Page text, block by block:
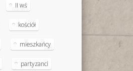
II wś
kościół
mieszkańcy
partyzanci